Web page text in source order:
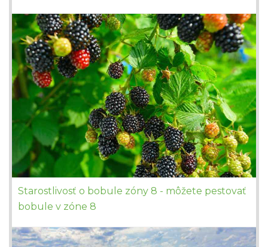
Starostlivosť o bobule zóny 8 - môžete pestovať
bobule v zóne 8